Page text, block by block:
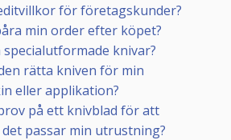
för företagskunder?
min order efter köpet?
knivar?
rätta kniven för min
eller applikation?
på ett knivblad för att
passar min utrustning?